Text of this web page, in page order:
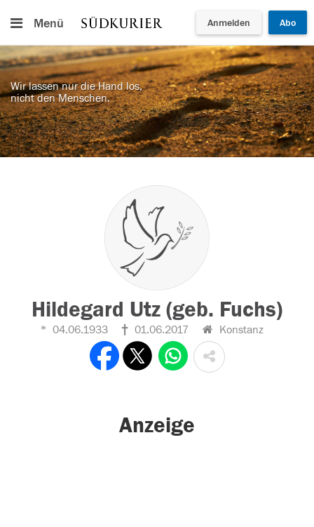
Menü Anmelden Abo
Wir lassen nur die Hand los,
nicht den Menschen.
Hildegard Utz (geb. Fuchs)
04.06.1933 01.06.2017 Konstanz
Anzeige